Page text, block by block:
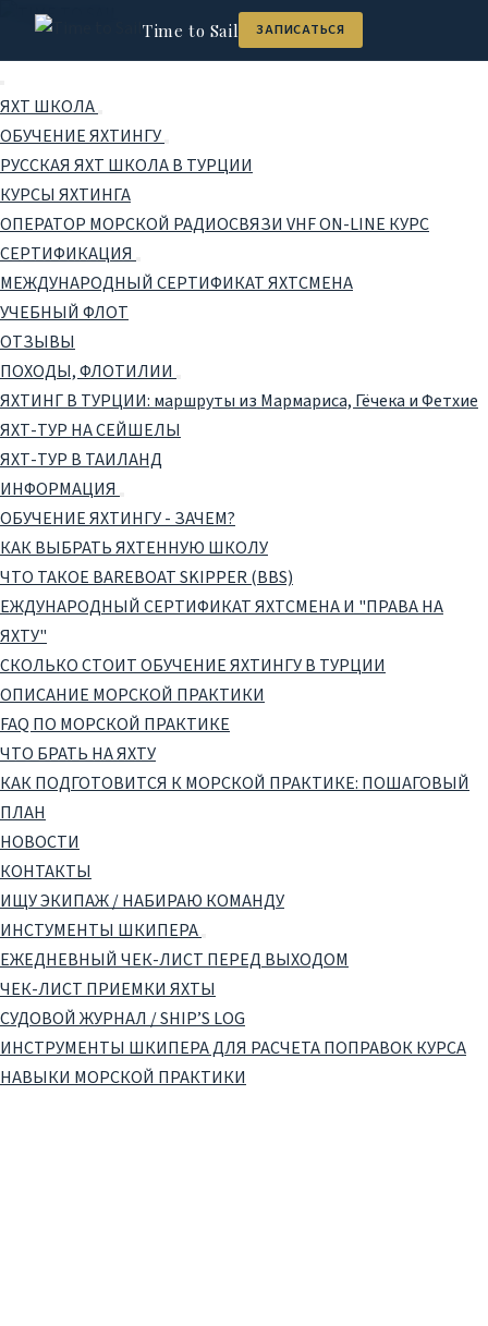
ЯХТ ШКОЛА
ОБУЧЕНИЕ ЯХТИНГУ
РУССКАЯ ЯХТ ШКОЛА В ТУРЦИИ
КУРСЫ ЯХТИНГА
ОПЕРАТОР МОРСКОЙ РАДИОСВЯЗИ VHF ON-LINE КУРС
СЕРТИФИКАЦИЯ
МЕЖДУНАРОДНЫЙ СЕРТИФИКАТ ЯХТСМЕНА
УЧЕБНЫЙ ФЛОТ
ОТЗЫВЫ
ПОХОДЫ, ФЛОТИЛИИ
ЯХТИНГ В ТУРЦИИ: маршруты из Мармариса, Гёчека и Фетхие
ЯХТ-ТУР НА СЕЙШЕЛЫ
ЯХТ-ТУР В ТАИЛАНД
ИНФОРМАЦИЯ
ОБУЧЕНИЕ ЯХТИНГУ - ЗАЧЕМ?
КАК ВЫБРАТЬ ЯХТЕННУЮ ШКОЛУ
ЧТО ТАКОЕ BAREBOAT SKIPPER (BBS)
ЕЖДУНАРОДНЫЙ СЕРТИФИКАТ ЯХТСМЕНА И "ПРАВА НА
ЯХТУ"
СКОЛЬКО СТОИТ ОБУЧЕНИЕ ЯХТИНГУ В ТУРЦИИ
ОПИСАНИЕ МОРСКОЙ ПРАКТИКИ
FAQ ПО МОРСКОЙ ПРАКТИКЕ
ЧТО БРАТЬ НА ЯХТУ
КАК ПОДГОТОВИТСЯ К МОРСКОЙ ПРАКТИКЕ: ПОШАГОВЫЙ
ПЛАН
НОВОСТИ
КОНТАКТЫ
ИЩУ ЭКИПАЖ / НАБИРАЮ КОМАНДУ
ИНСТУМЕНТЫ ШКИПЕРА
ЕЖЕДНЕВНЫЙ ЧЕК-ЛИСТ ПЕРЕД ВЫХОДОМ
ЧЕК-ЛИСТ ПРИЕМКИ ЯХТЫ
СУДОВОЙ ЖУРНАЛ / SHIP’S LOG
ИНСТРУМЕНТЫ ШКИПЕРА ДЛЯ РАСЧЕТА ПОПРАВОК КУРСА
НАВЫКИ МОРСКОЙ ПРАКТИКИ
Time to Sail ЗАПИСАТЬСЯ